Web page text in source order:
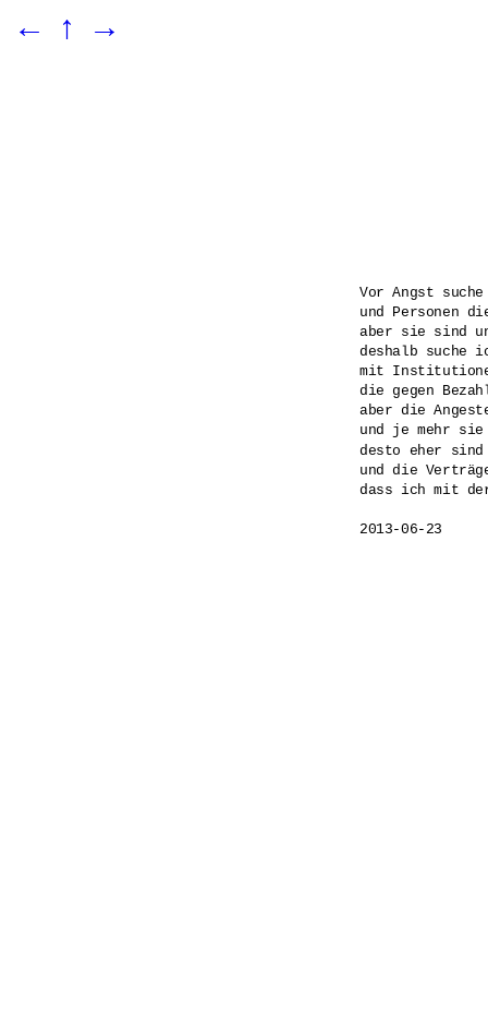
← ↑ →
Vor Angst
und Personen
aber sie sind
deshalb suche
mit
die gegen
aber die
und je mehr sie
desto eher
und die
dass ich mit
2013-06-23